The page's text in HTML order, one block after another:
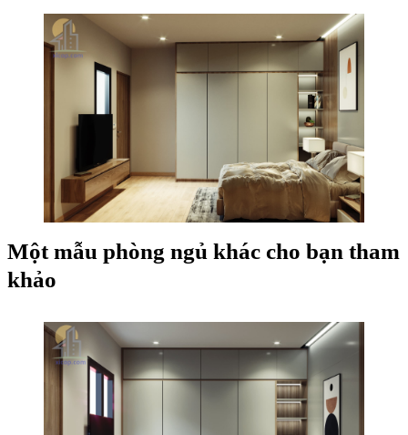
Một mẫu phòng ngủ khác cho bạn tham
khảo